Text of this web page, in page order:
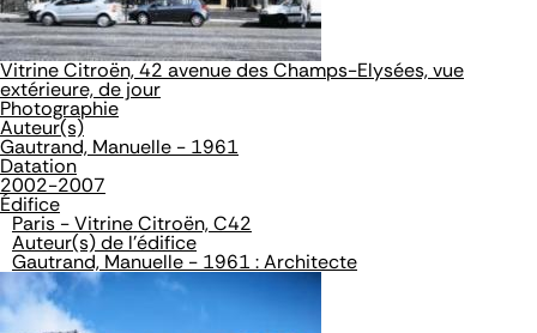
Vitrine Citroën, 42 avenue des Champs-Elysées, vue
extérieure, de jour
Photographie
Auteur(s)
Gautrand, Manuelle - 1961
Datation
2002-2007
Édifice
Paris - Vitrine Citroën, C42
Auteur(s) de l'édifice
Gautrand, Manuelle - 1961 : Architecte